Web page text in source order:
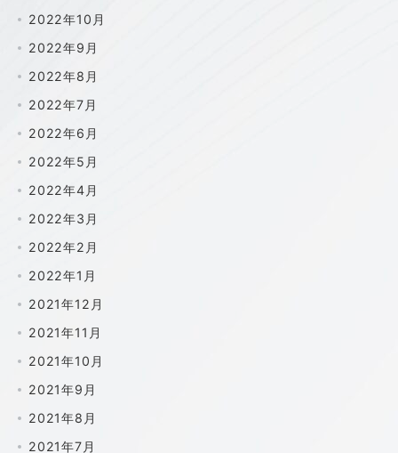
2022年10月
2022年9月
2022年8月
2022年7月
2022年6月
2022年5月
2022年4月
2022年3月
2022年2月
2022年1月
2021年12月
2021年11月
2021年10月
2021年9月
2021年8月
2021年7月